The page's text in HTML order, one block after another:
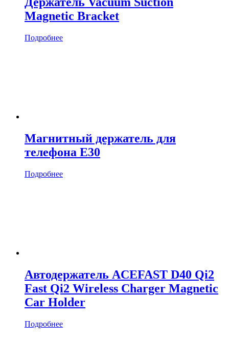
Magnetic Bracket
Подробнее
Магнитный держатель для
телефона E30
Подробнее
Автодержатель ACEFAST D40 Qi2
Fast Qi2 Wireless Charger Magnetic
Car Holder
Подробнее